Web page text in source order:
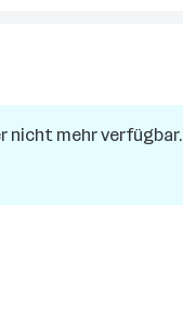
nicht mehr verfügbar.